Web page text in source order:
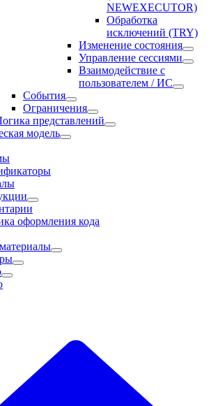
NEWEXECUTOR)
Обработка
исключений (TRY)
Изменение состояния
Управление сессиями
Взаимодействие с
пользователем / ИС
События
Ограничения
представлений
модель
оформления кода